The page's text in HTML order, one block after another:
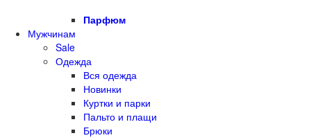
Парфюм
Мужчинам
Sale
Одежда
Вся одежда
Новинки
Куртки и парки
Пальто и плащи
Брюки